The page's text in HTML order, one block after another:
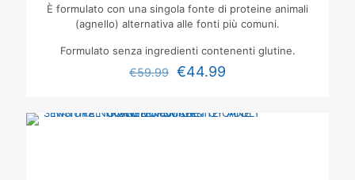
È formulato con una singola fonte di proteine animali
(agnello) alternativa alle fonti più comuni.
Formulato senza ingredienti contenenti glutine.
€59.99 €44.99